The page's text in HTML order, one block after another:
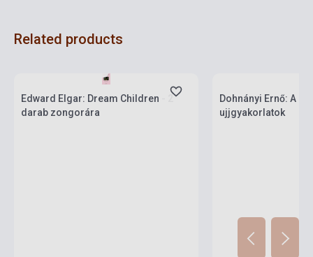
Related products
Edward Elgar: Dream Children - 2
darab zongorára
Dohnányi Ernő: A
ujjgyakorlatok